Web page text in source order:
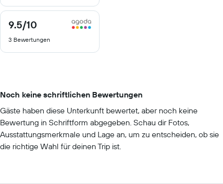
9.5/10
9.5
10
3 Bewertungen
Noch keine schriftlichen Bewertungen
Gäste haben diese Unterkunft bewertet, aber noch keine
Bewertung in Schriftform abgegeben. Schau dir Fotos,
Ausstattungsmerkmale und Lage an, um zu entscheiden, ob sie
die richtige Wahl für deinen Trip ist.